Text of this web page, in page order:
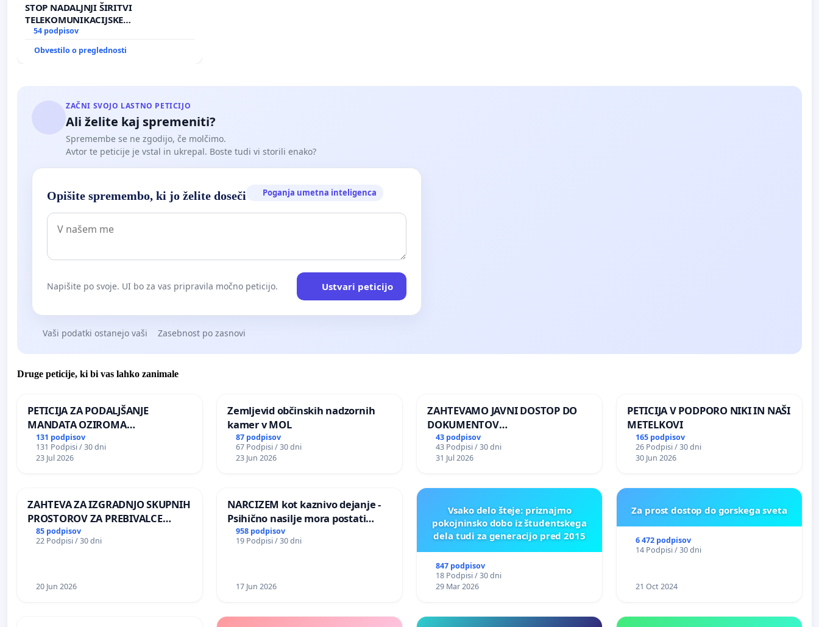
STOP NADALJNJI ŠIRITVI
TELEKOMUNIKACIJSKE
INFRASTRUKTURE IN DODATNIH
54 podpisov
Obvestilo o preglednosti
ZAČNI SVOJO LASTNO PETICIJO
Ali želite kaj spremeniti?
Spremembe se ne zgodijo, če molčimo.
Avtor te peticije je vstal in ukrepal. Boste tudi vi storili enako?
Opišite spremembo, ki jo želite doseči Poganja umetna inteligenca
Napišite po svoje. UI bo za vas pripravila močno peticijo. Ustvari peticijo
Vaši podatki ostanejo vaši Zasebnost po zasnovi
Druge peticije, ki bi vas lahko zanimale
PETICIJA ZA PODALJŠANJE
MANDATA OZIROMA
ČIMPREJŠNJO PONOVNO
NAPOTITEV GOSPODA BERNARDA
ŠRAJNERJA NA VELEPOSLANIŠTVO
131 podpisov
131 Podpisi / 30 dni
23 Jul 2026
Zemljevid občinskih nadzornih
kamer v MOL
87 podpisov
67 Podpisi / 30 dni
23 Jun 2026
ZAHTEVAMO JAVNI DOSTOP DO
DOKUMENTOV
PARLAMENTARNIH
PREISKOVALNIH KOMISIJ O
ILEGALNI TRGOVINI Z OROŽJEM
43 podpisov
43 Podpisi / 30 dni
31 Jul 2026
PETICIJA V PODPORO NIKI IN NAŠI
METELKOVI
165 podpisov
26 Podpisi / 30 dni
30 Jun 2026
ZAHTEVA ZA IZGRADNJO SKUPNIH
PROSTOROV ZA PREBIVALCE
KRAJEVNE SKUPNOSTI
PRESTRANEK
85 podpisov
22 Podpisi / 30 dni
20 Jun 2026
NARCIZEM kot kaznivo dejanje -
Psihično nasilje mora postati
enako prepoznano kot fizično
nasilje
958 podpisov
19 Podpisi / 30 dni
17 Jun 2026
Vsako delo šteje: priznajmo
pokojninsko dobo iz študentskega
dela tudi za generacijo pred 2015
847 podpisov
18 Podpisi / 30 dni
29 Mar 2026
Za prost dostop do gorskega sveta
6 472 podpisov
14 Podpisi / 30 dni
21 Oct 2024